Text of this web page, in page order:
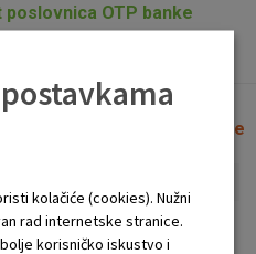
OTP banke
možete vidjeti
Očisti filtere
Poslovnica
kolačiće (cookies). Nužni
rad internetske stranice.
korisničko iskustvo i